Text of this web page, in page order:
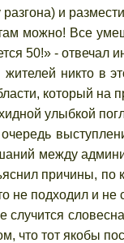
разгона) и
Все
50!» - отвечал
никто в
который на
улыбкой
выступления
между
причины, по
не подходил и не
что тот якобы